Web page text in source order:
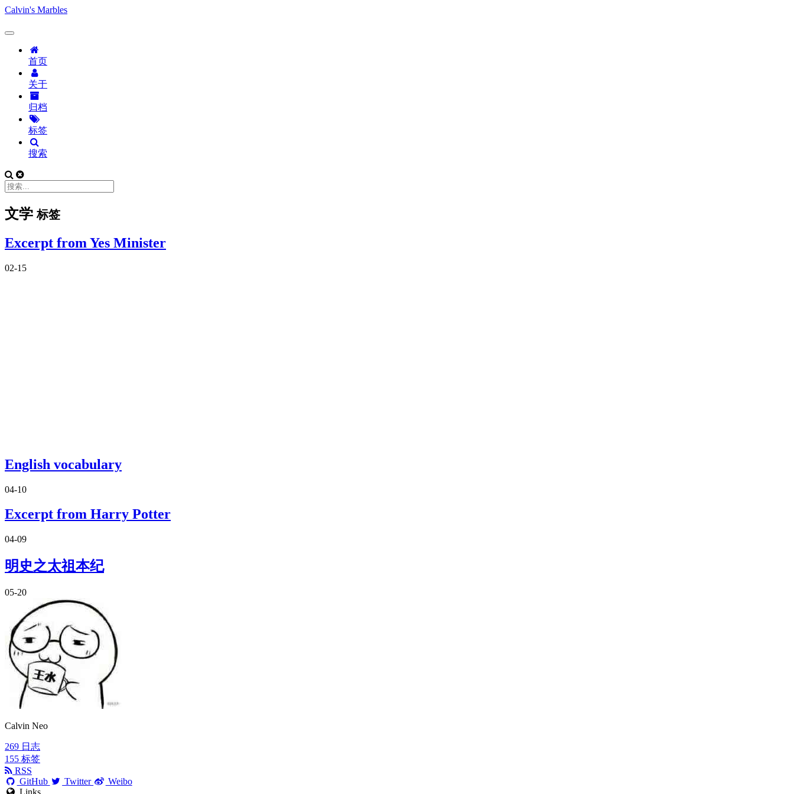
Calvin's Marbles
首页
关于
归档
标签
搜索
文学标签
Excerpt from Yes Minister
02-15
English vocabulary
04-10
Excerpt from Harry Potter
04-09
明史之太祖本纪
05-20
Calvin Neo
269 日志
155 标签
RSS
GitHub
Twitter
Weibo